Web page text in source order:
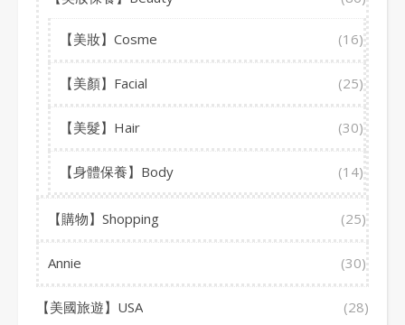
【美妝】Cosme (16)
【美顏】Facial (25)
【美髮】Hair (30)
【身體保養】Body (14)
【購物】Shopping (25)
Annie (30)
【美國旅遊】USA (28)